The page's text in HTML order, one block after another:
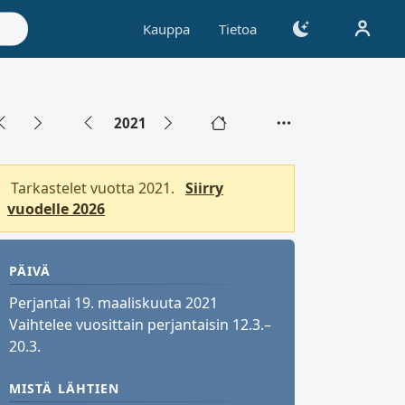
Kauppa Tietoa
2021
Tarkastelet vuotta 2021. Siirry
vuodelle 2026
PÄIVÄ
Perjantai 19. maaliskuuta 2021
Vaihtelee vuosittain perjantaisin 12.3.–
20.3.
MISTÄ LÄHTIEN